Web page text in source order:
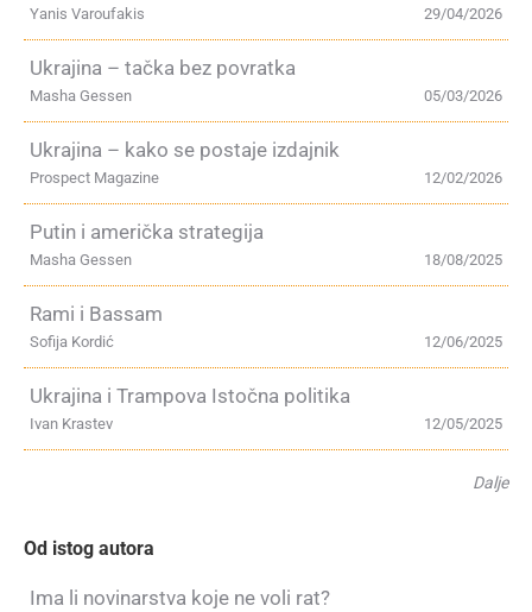
29/04/2026
Yanis Varoufakis
Ukrajina – tačka bez povratka
05/03/2026
Masha Gessen
Ukrajina – kako se postaje izdajnik
12/02/2026
Prospect Magazine
Putin i američka strategija
18/08/2025
Masha Gessen
Rami i Bassam
12/06/2025
Sofija Kordić
Ukrajina i Trampova Istočna politika
12/05/2025
Ivan Krastev
Dalje
Od istog autora
Ima li novinarstva koje ne voli rat?